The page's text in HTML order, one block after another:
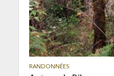
RANDONNÉES